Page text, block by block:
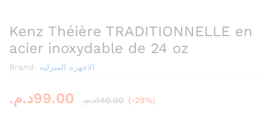
Kenz Théière TRADITIONNELLE en
acier inoxydable de 24 oz
Brand: الاجهزه المنزليه
99.00د.م. 140.00د.م. (-29%)